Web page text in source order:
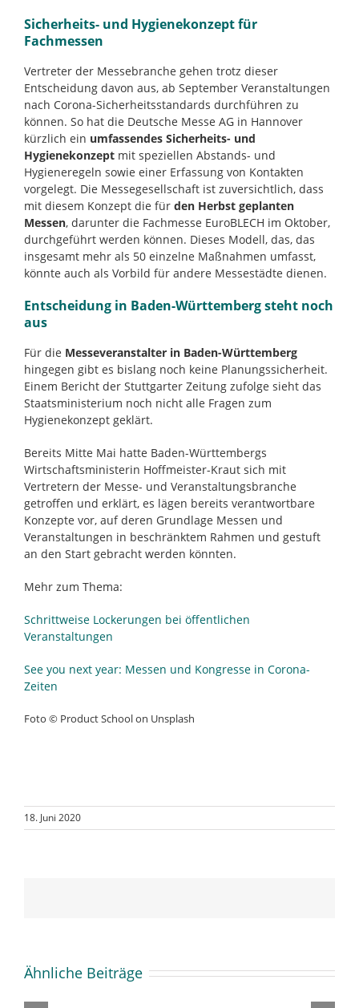
Sicherheits- und Hygienekonzept für
Fachmessen
Vertreter der Messebranche gehen trotz dieser
Entscheidung davon aus, ab September Veranstaltungen
nach Corona-Sicherheitsstandards durchführen zu
können. So hat die Deutsche Messe AG in Hannover
kürzlich ein umfassendes Sicherheits- und
Hygienekonzept mit speziellen Abstands- und
Hygieneregeln sowie einer Erfassung von Kontakten
vorgelegt. Die Messegesellschaft ist zuversichtlich, dass
mit diesem Konzept die für den Herbst geplanten
Messen, darunter die Fachmesse EuroBLECH im Oktober,
durchgeführt werden können. Dieses Modell, das, das
insgesamt mehr als 50 einzelne Maßnahmen umfasst,
könnte auch als Vorbild für andere Messestädte dienen.
Entscheidung in Baden-Württemberg steht noch
aus
Für die Messeveranstalter in Baden-Württemberg
hingegen gibt es bislang noch keine Planungssicherheit.
Einem Bericht der Stuttgarter Zeitung zufolge sieht das
Staatsministerium noch nicht alle Fragen zum
Hygienekonzept geklärt.
Bereits Mitte Mai hatte Baden-Württembergs
Wirtschaftsministerin Hoffmeister-Kraut sich mit
Vertretern der Messe- und Veranstaltungsbranche
getroffen und erklärt, es lägen bereits verantwortbare
Konzepte vor, auf deren Grundlage Messen und
Veranstaltungen in beschränktem Rahmen und gestuft
an den Start gebracht werden könnten.
Mehr zum Thema:
Schrittweise Lockerungen bei öffentlichen
Veranstaltungen
See you next year: Messen und Kongresse in Corona-
Zeiten
Foto © Product School on Unsplash
18. Juni 2020
Ähnliche Beiträge